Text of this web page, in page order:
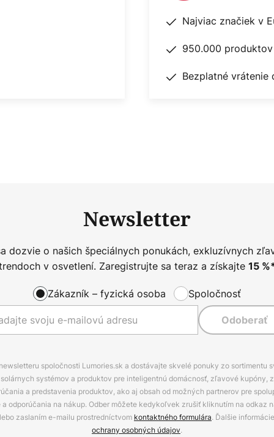
Najviac značiek v
950.000
Bezplatné vrátenie
Newsletter
dozvie o našich špeciálnych ponukách, exkluzívnych
v osvetlení. Zaregistrujte sa teraz a získajte 15
Zákazník – fyzická osoba Spoločnosť
Odoberať
spoločnosti Lumories.sk a dostávajte skvelé ponuky zo sortimentu
systémov a produktov pre inteligentnú domácnosť, zľavové kupóny,
a predstavenia produktov, ako aj obsah od možných partnerov pre
odporúčania na nákup. Odber môžete kedykoľvek zrušiť kliknutím na odkaz
zaslaním e-mailu prostredníctvom kontaktného formulára. Ďalšie
ochrany osobných údajov.